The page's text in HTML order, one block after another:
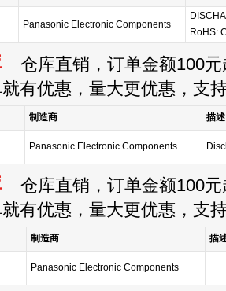
Panasonic Electronic Components
RoHS:
仓库直销，订单金额100元
有优惠，量大更优惠，支
制造商
描述
Panasonic Electronic Components
仓库直销，订单金额100元
有优惠，量大更优惠，支
制造商
描
Panasonic Electronic Components